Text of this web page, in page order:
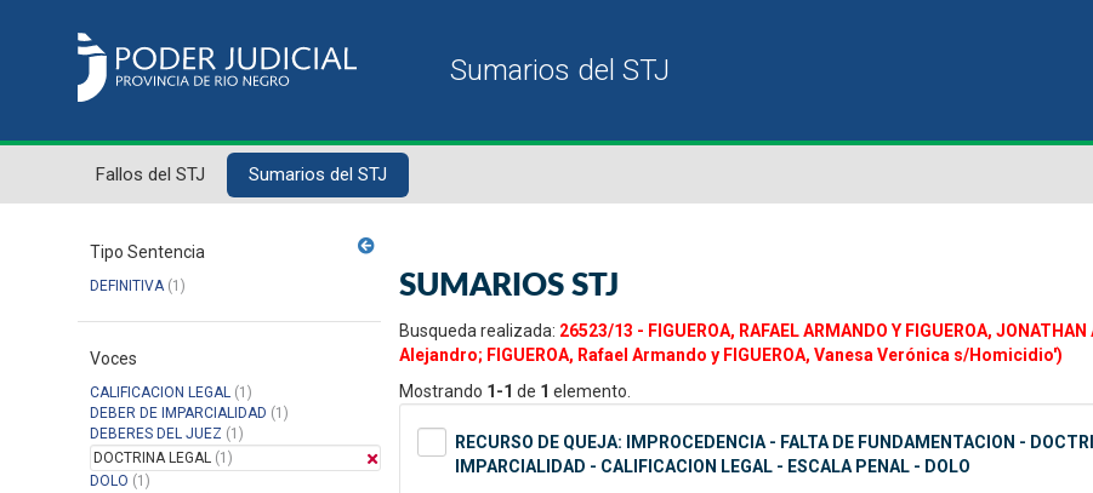
Fallos del STJ Sumarios del STJ
Tipo Sentencia
DEFINITIVA(1)
Voces
CALIFICACION LEGAL (1)
DEBER DE IMPARCIALIDAD (1)
DEBERES DEL JUEZ (1)
DOCTRINA LEGAL (1)
DOLO (1)
SUMARIOS STJ
Busqueda realizada: 26523/13 - FIGUEROA, RAFAEL ARMANDO Y FIGUEROA,
Alejandro; FIGUEROA, Rafael Armando y FIGUEROA, Vanesa Verónica s/Homicidio')
Mostrando 1-1 de 1 elemento.
RECURSO DE QUEJA: IMPROCEDENCIA - FALTA DE FUNDAMENTACION -
IMPARCIALIDAD - CALIFICACION LEGAL - ESCALA PENAL - DOLO